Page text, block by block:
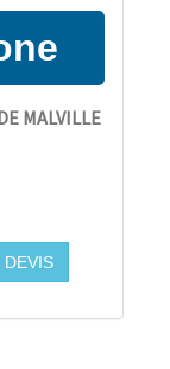
MALVILLE